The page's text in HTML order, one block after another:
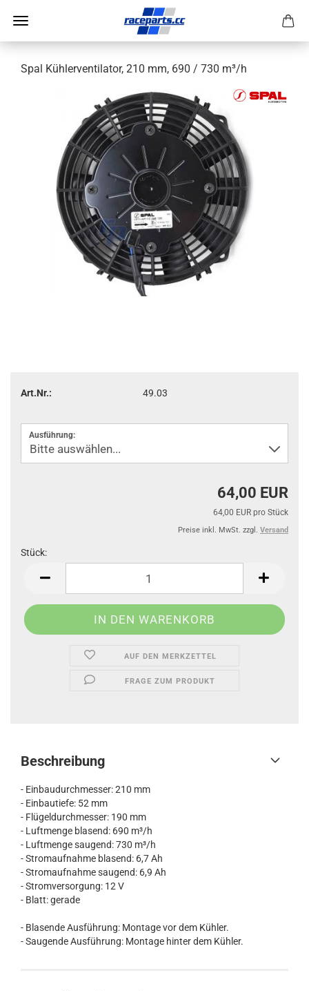
Spal Kühlerventilator, 210 mm, 690 / 730 m³/h
Art.Nr.: 49.03
Ausführung:
64,00 EUR
64,00 EUR pro Stück
Preise inkl. MwSt. zzgl. Versand
Stück:
AUF DEN MERKZETTEL
FRAGE ZUM PRODUKT
Beschreibung
- Einbaudurchmesser: 210 mm
- Einbautiefe: 52 mm
- Flügeldurchmesser: 190 mm
- Luftmenge blasend: 690 m³/h
- Luftmenge saugend: 730 m³/h
- Stromaufnahme blasend: 6,7 Ah
- Stromaufnahme saugend: 6,9 Ah
- Stromversorgung: 12 V
- Blatt: gerade
- Blasende Ausführung: Montage vor dem Kühler.
- Saugende Ausführung: Montage hinter dem Kühler.